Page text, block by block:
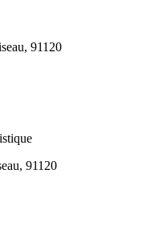
, 91120
, 91120